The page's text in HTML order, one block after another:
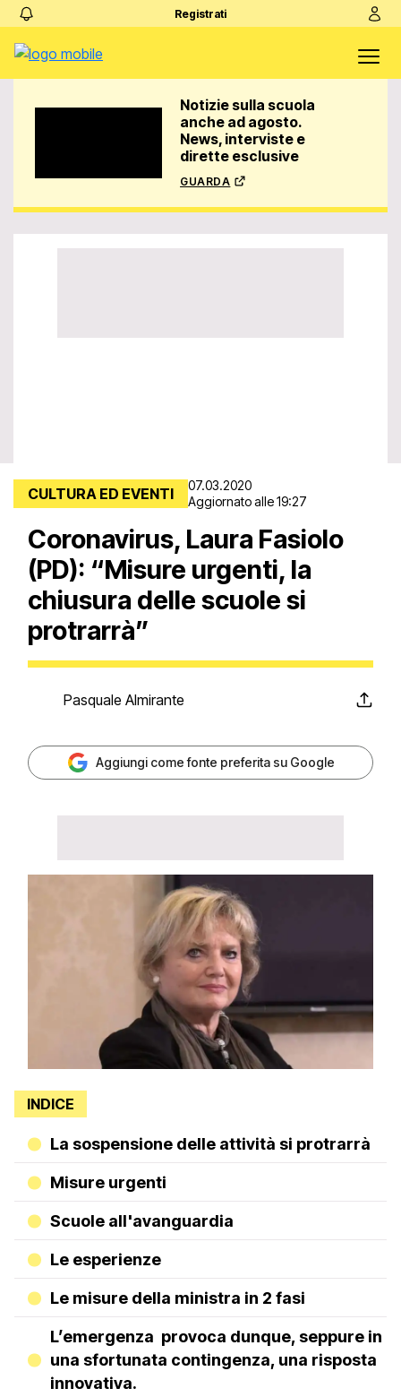
Registrati
Notizie sulla scuola
anche ad agosto.
News, interviste e
dirette esclusive
guarda
CULTURA ED EVENTI
07.03.2020
Aggiornato alle 19:27
Coronavirus, Laura Fasiolo
(PD): “Misure urgenti, la
chiusura delle scuole si
protrarrà”
Pasquale Almirante
Aggiungi come fonte preferita su Google
INDICE
La sospensione delle attività si protrarrà
Misure urgenti
Scuole all'avanguardia
Le esperienze
Le misure della ministra in 2 fasi
L’emergenza provoca dunque, seppure in
una sfortunata contingenza, una risposta
innovativa.